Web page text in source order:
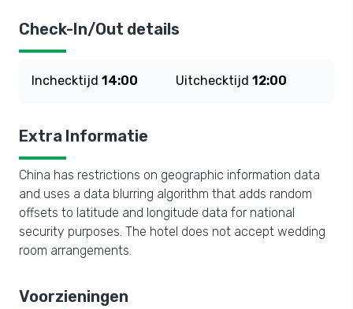
Check-In/Out details
Inchecktijd 14:00 Uitchecktijd 12:00
Extra Informatie
China has restrictions on geographic information data
and uses a data blurring algorithm that adds random
offsets to latitude and longitude data for national
security purposes. The hotel does not accept wedding
room arrangements.
Voorzieningen